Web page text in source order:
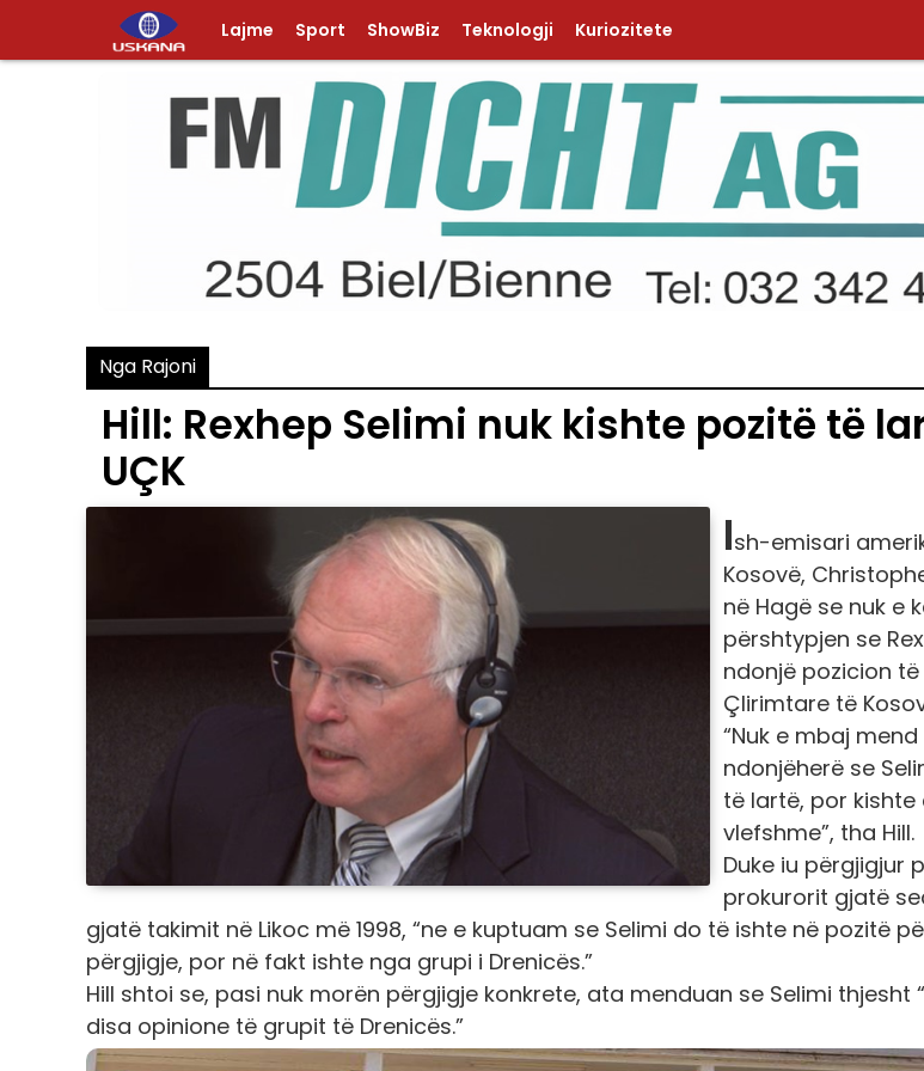
Lajme Sport ShowBiz Teknologji Kuriozitete
Nga Rajoni
Hill: Rexhep Selimi nuk kishte pozitë të
UÇK
Ish-emisari
Kosovë,
në Hagë se nuk e
përshtypjen se
ndonjë pozicion
Çlirimtare të
“Nuk e mbaj
ndonjëherë se
të lartë, por
vlefshme”, tha Hill.
Duke iu përgjigjur
prokurorit gjatë
gjatë takimit në Likoc më 1998, “ne e kuptuam se Selimi do të ishte në pozitë
përgjigje, por në fakt ishte nga grupi i Drenicës.”
Hill shtoi se, pasi nuk morën përgjigje konkrete, ata menduan se Selimi thjesht
disa opinione të grupit të Drenicës.”